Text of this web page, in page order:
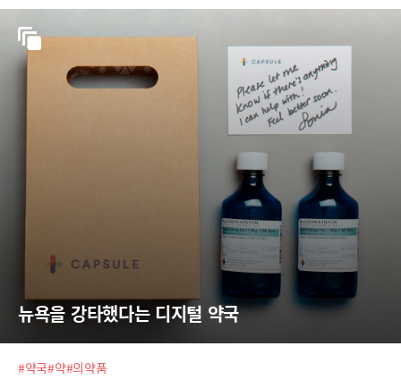
뉴욕을 강타했다는 디지털 약국
#약국#약#의약품